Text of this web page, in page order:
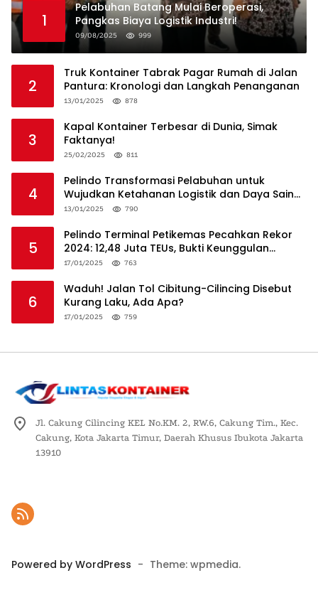
1
Pelabuhan Batang Mulai Beroperasi,
Pangkas Biaya Logistik Industri!
09/08/2025 999
2
Truk Kontainer Tabrak Pagar Rumah di Jalan
Pantura: Kronologi dan Langkah Penanganan
13/01/2025 878
3
Kapal Kontainer Terbesar di Dunia, Simak
Faktanya!
25/02/2025 811
4
Pelindo Transformasi Pelabuhan untuk
Wujudkan Ketahanan Logistik dan Daya Saing
Global
13/01/2025 790
5
Pelindo Terminal Petikemas Pecahkan Rekor
2024: 12,48 Juta TEUs, Bukti Keunggulan
Logistik Nasional
17/01/2025 763
6
Waduh! Jalan Tol Cibitung-Cilincing Disebut
Kurang Laku, Ada Apa?
17/01/2025 759
Jl. Cakung Cilincing KEL No.KM. 2, RW.6, Cakung Tim., Kec.
Cakung, Kota Jakarta Timur, Daerah Khusus Ibukota Jakarta
13910
Powered by WordPress - Theme: wpmedia.